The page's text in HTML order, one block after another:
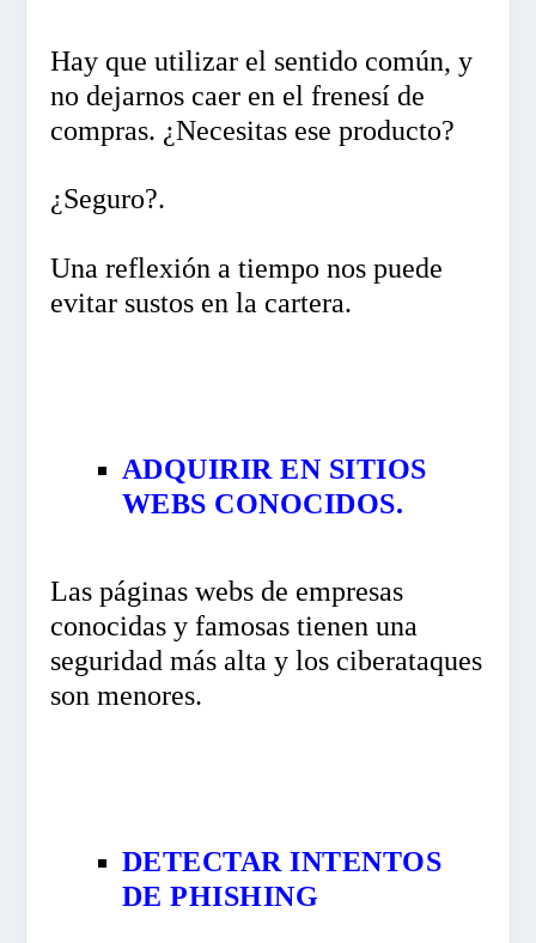
Hay que utilizar el sentido común, y
no dejarnos caer en el frenesí de
compras. ¿Necesitas ese producto?
¿Seguro?.
Una reflexión a tiempo nos puede
evitar sustos en la cartera.
ADQUIRIR EN SITIOS
WEBS CONOCIDOS.
Las páginas webs de empresas
conocidas y famosas tienen una
seguridad más alta y los ciberataques
son menores.
DETECTAR INTENTOS
DE PHISHING